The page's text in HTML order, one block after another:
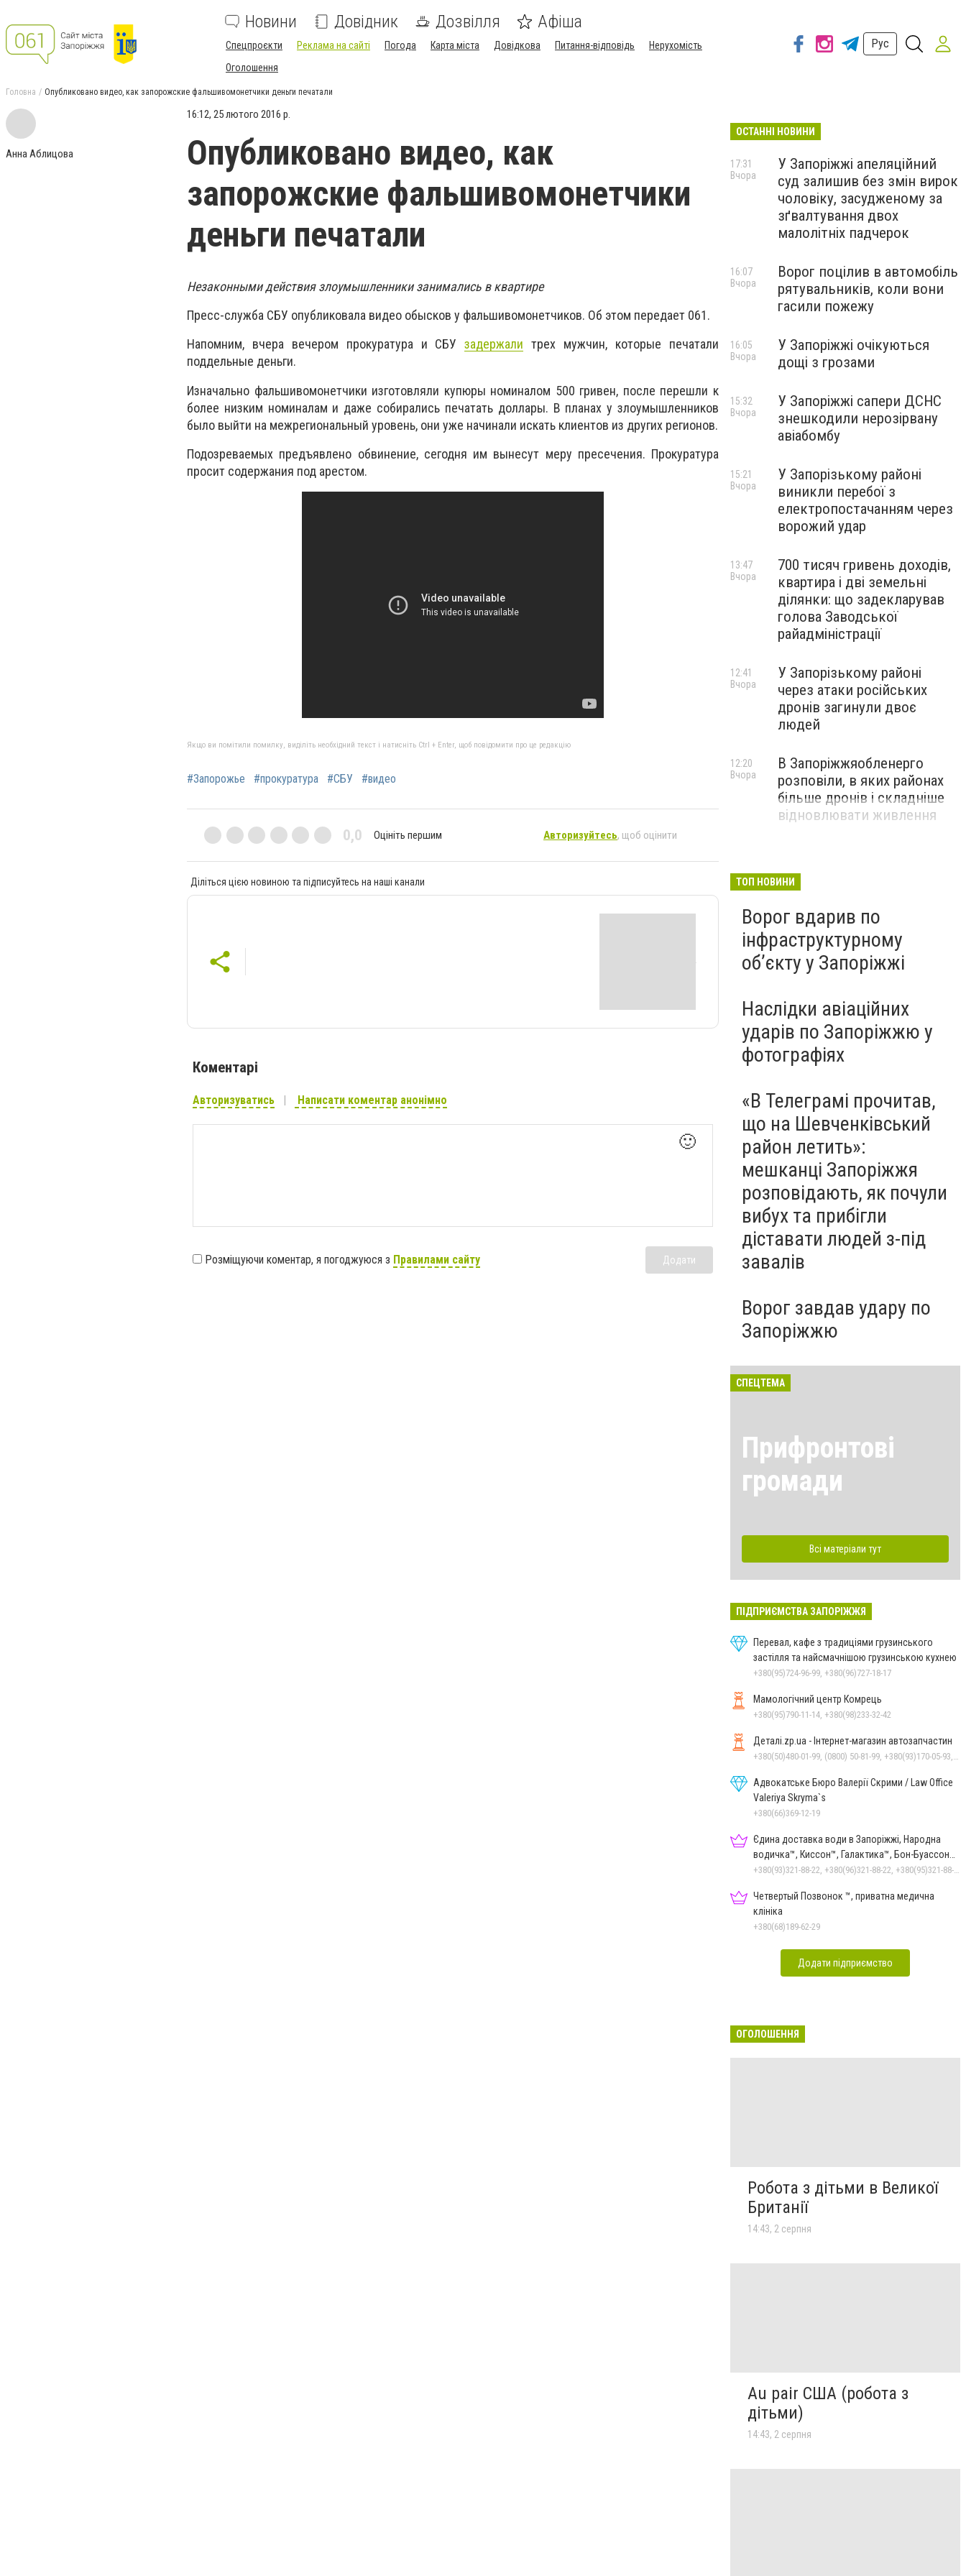
Новини Довідник Дозвілля Афіша
Спецпроєкти Реклама на сайті Погода Карта міста Довідкова Питання-відповідь
Нерухомість
Оголошення
Рус
Головна Опубликовано видео, как запорожские фальшивомонетчики деньги печатали
Анна Аблицова
16:12, 25 лютого 2016 р.
Опубликовано видео, как
запорожские фальшивомонетчики
деньги печатали
Незаконными действия злоумышленники занимались в квартире
Пресс-служба СБУ опубликовала видео обысков у фальшивомонетчиков. Об этом передает 061.
Напомним, вчера вечером прокуратура и СБУзадержали трех мужчин, которые печатали
поддельные деньги.
Изначально фальшивомонетчики изготовляли купюры номиналом 500 гривен, после перешли к
более низким номиналам и даже собирались печатать доллары. В планах у злоумышленников
было выйти на межрегиональный уровень, они уже начинали искать клиентов из других регионов.
Подозреваемых предъявлено обвинение, сегодня им вынесут меру пресечения. Прокуратура
просит содержания под арестом.
Якщо ви помітили помилку, виділіть необхідний текст і натисніть Ctrl + Enter, щоб повідомити про це редакцію
#Запорожье #прокуратура #СБУ #видео
0,0 Оцініть першим Авторизуйтесь, щоб оцінити
Діліться цією новиною та підписуйтесь на наші канали
Коментарі
Авторизуватись Написати коментар анонімно
🙂
Розміщуючи коментар, я погоджуюся з Правилами сайту Додати
ОСТАННІ НОВИНИ
У Запоріжжі апеляційний
суд залишив без змін вирок
чоловіку, засудженому за
зґвалтування двох
малолітніх падчерок
17:31
Вчора
Ворог поцілив в автомобіль
рятувальників, коли вони
гасили пожежу
16:07
Вчора
У Запоріжжі очікуються
дощі з грозами
16:05
Вчора
У Запоріжжі сапери ДСНС
знешкодили нерозірвану
авіабомбу
15:32
Вчора
У Запорізькому районі
виникли перебої з
електропостачанням через
ворожий удар
15:21
Вчора
700 тисяч гривень доходів,
квартира і дві земельні
ділянки: що задекларував
голова Заводської
райадміністрації
13:47
Вчора
У Запорізькому районі
через атаки російських
дронів загинули двоє
людей
12:41
Вчора
В Запоріжжяобленерго
розповіли, в яких районах
більше дронів і складніше
відновлювати живлення
12:20
Вчора
ТОП НОВИНИ
Ворог вдарив по
інфраструктурному
обʼєкту у Запоріжжі
Наслідки авіаційних
ударів по Запоріжжю у
фотографіях
«В Телеграмі прочитав,
що на Шевченківський
район летить»:
мешканці Запоріжжя
розповідають, як почули
вибух та прибігли
діставати людей з-під
завалів
Ворог завдав удару по
Запоріжжю
СПЕЦТЕМА
Прифронтові
громади
Всі матеріали тут
ПІДПРИЄМСТВА ЗАПОРІЖЖЯ
Перевал, кафе з традиціями грузинського
застілля та найсмачнішою грузинською кухнею
+380(95)724-96-99, +380(96)727-18-17
Мамологічний центр Комрець
+380(95)790-11-14, +380(98)233-32-42
Деталі.zp.ua - Інтернет-магазин автозапчастин
Адвокатське Бюро Валерії Скрими / Law Office
Valeriya Skryma`s
+380(66)369-12-19
Єдина доставка води в Запоріжжі, Народна
водичка™, Киссон™, Галактика™, Бон-Буассон™,
Царичанська™
Четвертый Позвонок ™, приватна медична
клініка
+380(68)189-62-29
Додати підприємство
ОГОЛОШЕННЯ
Робота з дітьми в Великої
Британії
14:43, 2 серпня
Au pair США (робота з
дітьми)
14:43, 2 серпня